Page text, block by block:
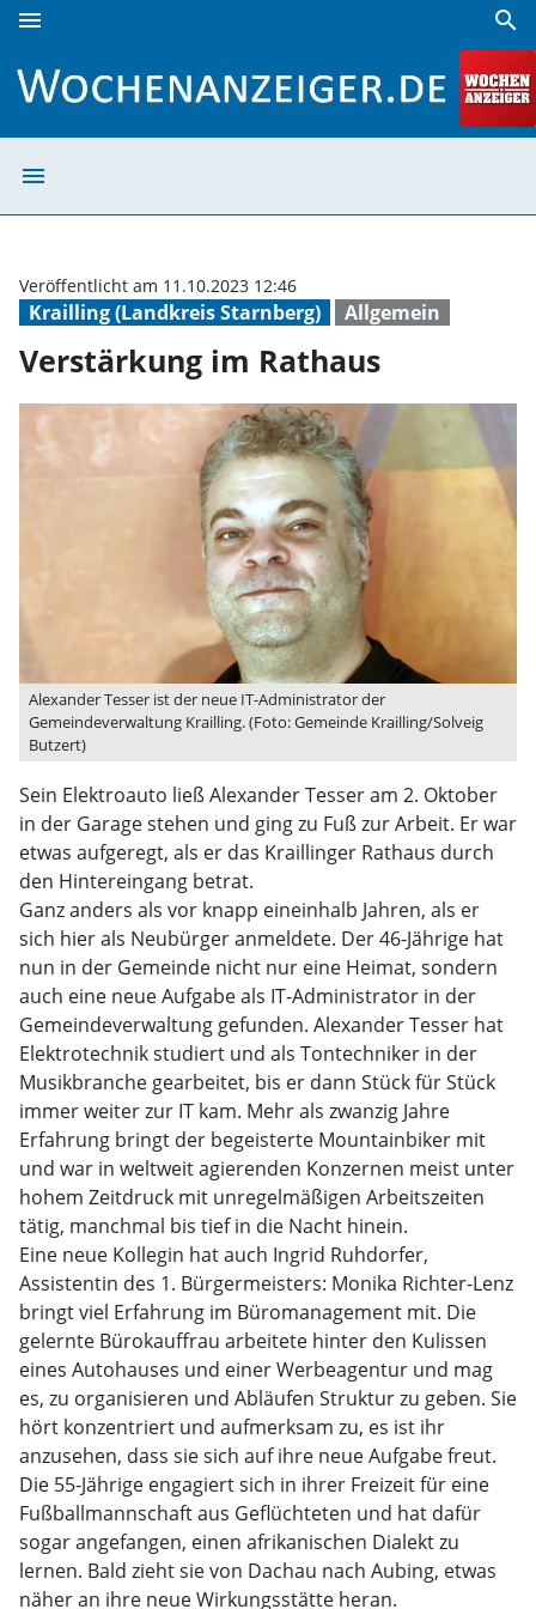
menu search
menu
Krailling (Landkreis Starnberg) Allgemein
Veröffentlicht am 11.10.2023 12:46
Verstärkung im Rathaus
Alexander Tesser ist der neue IT-Administrator der
Gemeindeverwaltung Krailling. (Foto: Gemeinde Krailling/Solveig
Butzert)
Sein Elektroauto ließ Alexander Tesser am 2. Oktober
in der Garage stehen und ging zu Fuß zur Arbeit. Er war
etwas aufgeregt, als er das Kraillinger Rathaus durch
den Hintereingang betrat.
Ganz anders als vor knapp eineinhalb Jahren, als er
sich hier als Neubürger anmeldete. Der 46-Jährige hat
nun in der Gemeinde nicht nur eine Heimat, sondern
auch eine neue Aufgabe als IT-Administrator in der
Gemeindeverwaltung gefunden. Alexander Tesser hat
Elektrotechnik studiert und als Tontechniker in der
Musikbranche gearbeitet, bis er dann Stück für Stück
immer weiter zur IT kam. Mehr als zwanzig Jahre
Erfahrung bringt der begeisterte Mountainbiker mit
und war in weltweit agierenden Konzernen meist unter
hohem Zeitdruck mit unregelmäßigen Arbeitszeiten
tätig, manchmal bis tief in die Nacht hinein.
Eine neue Kollegin hat auch Ingrid Ruhdorfer,
Assistentin des 1. Bürgermeisters: Monika Richter-Lenz
bringt viel Erfahrung im Büromanagement mit. Die
gelernte Bürokauffrau arbeitete hinter den Kulissen
eines Autohauses und einer Werbeagentur und mag
es, zu organisieren und Abläufen Struktur zu geben. Sie
hört konzentriert und aufmerksam zu, es ist ihr
anzusehen, dass sie sich auf ihre neue Aufgabe freut.
Die 55-Jährige engagiert sich in ihrer Freizeit für eine
Fußballmannschaft aus Geflüchteten und hat dafür
sogar angefangen, einen afrikanischen Dialekt zu
lernen. Bald zieht sie von Dachau nach Aubing, etwas
näher an ihre neue Wirkungsstätte heran.